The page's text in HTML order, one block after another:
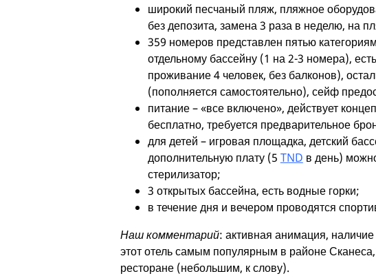
широкий песчаный пляж, пляжное
без депозита, замена 3 раза в неделю, на
359 номеров представлен пятью
отдельному бассейну (1 на 2-3 номера),
проживание 4 человек, без балконов),
(пополняется самостоятельно), сейф
питание – «все включено», действует
бесплатно, требуется предварительное
для детей – игровая площадка, детский
дополнительную плату (5 TND в день)
стерилизатор;
3 открытых бассейна, есть водные горки;
в течение дня и вечером проводятся
Наш комментарий: активная анимация,
этот отель самым популярным в районе
ресторане (небольшим, к слову).